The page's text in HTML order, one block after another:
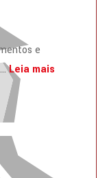
e
Leia mais